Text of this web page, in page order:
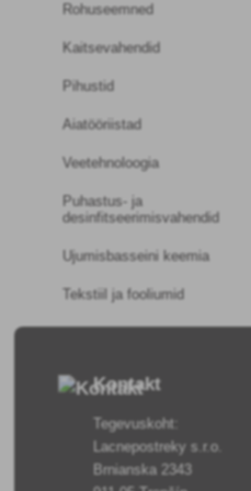
Rohuseemned
Kaitsevahendid
Pihustid
Aiatööriistad
Veetehnoloogia
Puhastus- ja
desinfitseerimisvahendid
Ujumisbasseini keemia
Tekstiil ja fooliumid
Kontakt
Tegevuskoht:
Lacnepostreky s.r.o.
Brnianska 2343